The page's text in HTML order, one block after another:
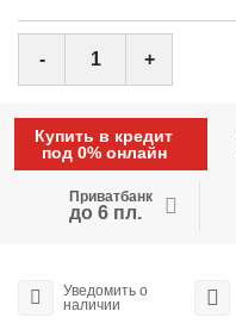
- +
Купить в кредит
под 0% онлайн
Приватбанк
до 6 пл.
Уведомить о
наличии